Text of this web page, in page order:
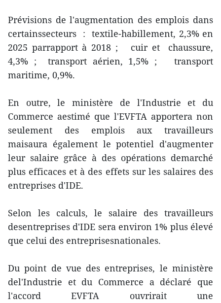
Prévisions de l'augmentation des emplois dans
certainssecteurs : textile-habillement, 2,3% en
2025 parrapport à 2018 ; cuir et chaussure,
4,3% ; transport aérien, 1,5% ; transport
maritime, 0,9%.
En outre, le ministère de l'Industrie et du
Commerce aestimé que l'EVFTA apportera non
seulement des emplois aux travailleurs
maisaura également le potentiel d'augmenter
leur salaire grâce à des opérations demarché
plus efficaces et à des effets sur les salaires des
entreprises d'IDE.
Selon les calculs, le salaire des travailleurs
desentreprises d'IDE sera environ 1% plus élevé
que celui des entreprisesnationales.
Du point de vue des entreprises, le ministère
del'Industrie et du Commerce a déclaré que
l'accord EVFTA ouvrirait une